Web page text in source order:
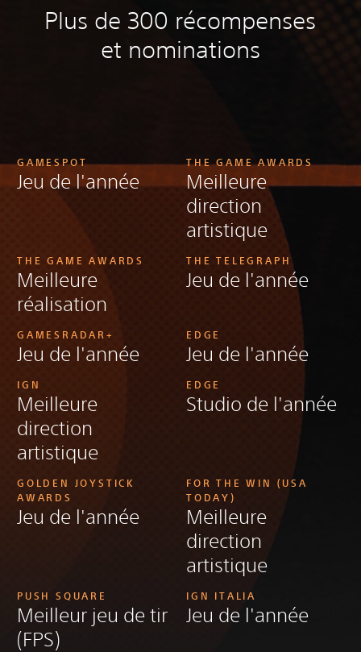
Plus de 300 récompenses
et nominations
GAMESPOT
Jeu de l'année
THE GAME AWARDS
Meilleure
direction
artistique
THE GAME AWARDS
Meilleure
réalisation
THE TELEGRAPH
Jeu de l'année
GAMESRADAR+
Jeu de l'année
EDGE
Jeu de l'année
IGN
Meilleure
direction
artistique
EDGE
Studio de l'année
GOLDEN JOYSTICK
AWARDS
Jeu de l'année
FOR THE WIN (USA
TODAY)
Meilleure
direction
artistique
PUSH SQUARE
Meilleur jeu de tir
(FPS)
IGN ITALIA
Jeu de l'année